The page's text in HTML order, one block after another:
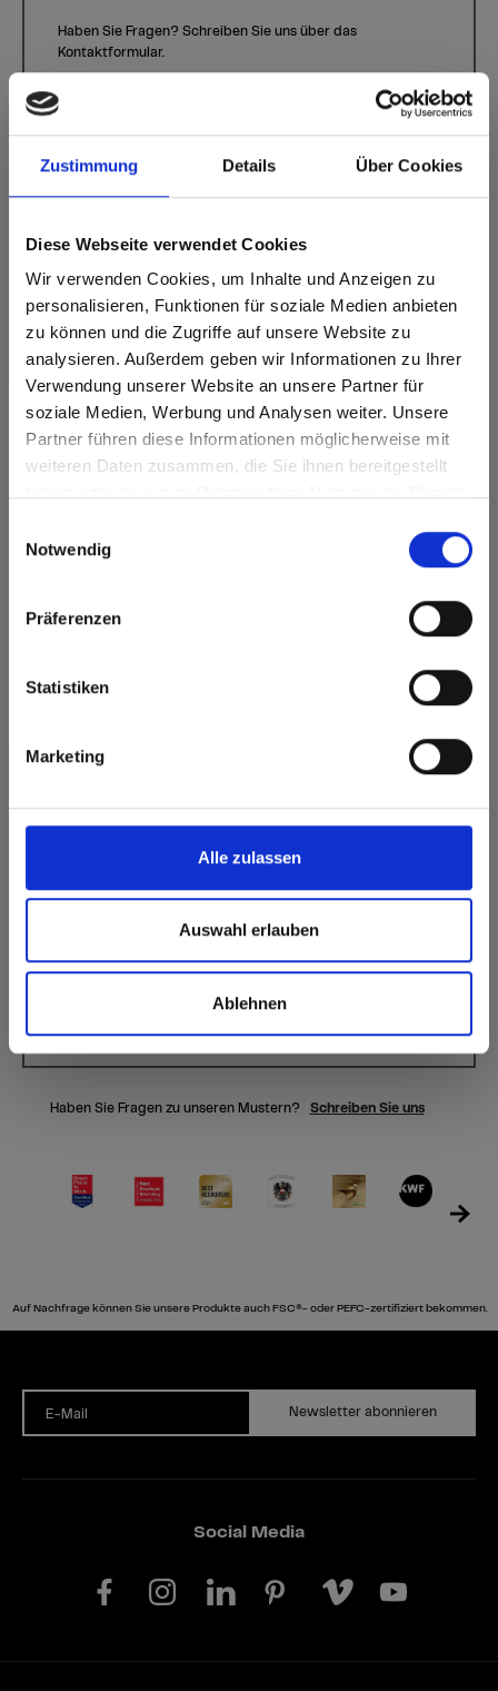
Zustimmung Details Über Cookies
Diese Webseite verwendet Cookies
Wir verwenden Cookies, um Inhalte und Anzeigen zu
personalisieren, Funktionen für soziale Medien anbieten
zu können und die Zugriffe auf unsere Website zu
analysieren. Außerdem geben wir Informationen zu Ihrer
Verwendung unserer Website an unsere Partner für
soziale Medien, Werbung und Analysen weiter. Unsere
Partner führen diese Informationen möglicherweise mit
weiteren Daten zusammen, die Sie ihnen bereitgestellt
Notwendig
Präferenzen
Statistiken
Marketing
Alle zulassen
Auswahl erlauben
Ablehnen
sr.modal is not closeable
Are you based in the Vereinigte
Staaten?
rest of the world!
Haben Sie Fragen? Schreiben Sie uns über das
Kontaktformular.
Max Compact Interior Tortora Kern 0985
Andromeda Stein Sand GA Grafica
Dieses Dekor ist richtungsorientiert (laengs). Bitte bei
Optimierung und Zuschnitt beachten.
Leicht zu reinigen
Lösungsmittelbeständig
Oberflächenmerkmale
Langlebig
Hygienisch
einfach zu verkleben
Haben Sie Fragen zu unseren Mustern? Schreiben Sie uns
Auf Nachfrage können Sie unsere Produkte auch FSC®- oder PEFC-zertifiziert bekommen.
E-Mail Newsletter abonnieren
Social Media